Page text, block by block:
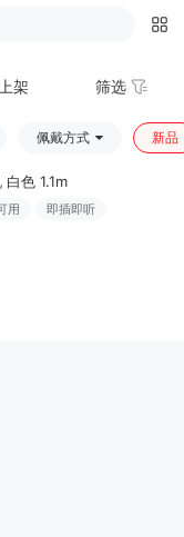
架 筛选
佩戴方式 新品
色 1.1m
用 即插即听